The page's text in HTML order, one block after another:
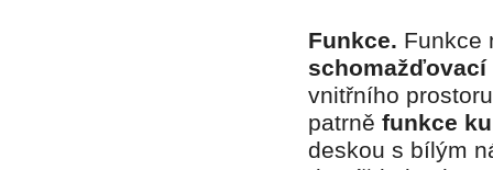
Funkce. Funkce
schomažďovací
vnitřního
patrně funkce
deskou s bílým